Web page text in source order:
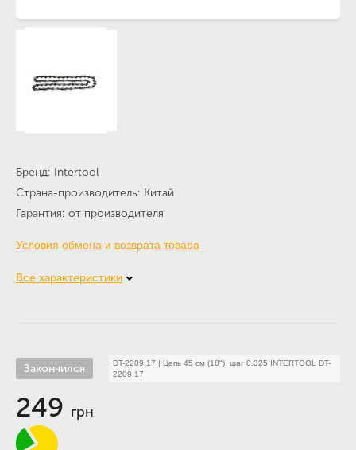
Бренд Intertool
Страна-производитель Китай
Гарантия от производителя
Условия обмена и возврата товара
Все характеристики
Закончился DT-2209.17 | Цепь 45 см (18"), шаг 0.325 INTERTOOL DT-
2209.17
249 грн